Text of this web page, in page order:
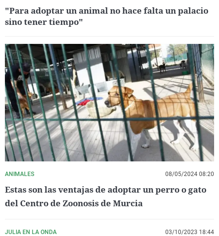
"Para adoptar un animal no hace falta un palacio
sino tener tiempo"
ANIMALES 08/05/2024 08:20
Estas son las ventajas de adoptar un perro o gato
del Centro de Zoonosis de Murcia
JULIA EN LA ONDA 03/10/2023 18:44